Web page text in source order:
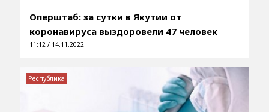
Оперштаб: за сутки в Якутии от
коронавируса выздоровели 47 человек
11:12 / 14.11.2022
Республика